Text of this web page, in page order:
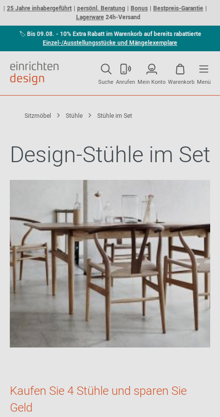
25 Jahre inhabergeführt persönl. Beratung Bonus
Bestpreis-Garantie
Lagerware24h-Versand
🏷Bis 09.08. - 10% Extra Rabatt im Warenkorb auf bereits rabattierte
Einzel-/Ausstellungsstücke und Mängelexemplare
Suche Anrufen Mein Konto Warenkorb Menü
Sitzmöbel Stühle Stühle im Set
Design-Stühle im Set
Kaufen Sie 4 Stühle und sparen Sie
Geld